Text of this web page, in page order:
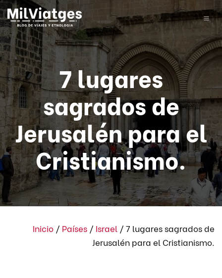
7 lugares
sagrados de
Jerusalén para el
Cristianismo.
Inicio / Países / Israel / 7 lugares sagrados de
Jerusalén para el Cristianismo.